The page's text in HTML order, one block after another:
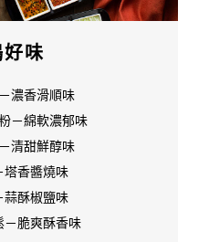
好味
濃香滑順味
－綿軟濃郁味
清甜鮮醇味
塔香醬燒味
蒜酥椒鹽味
－脆爽酥香味